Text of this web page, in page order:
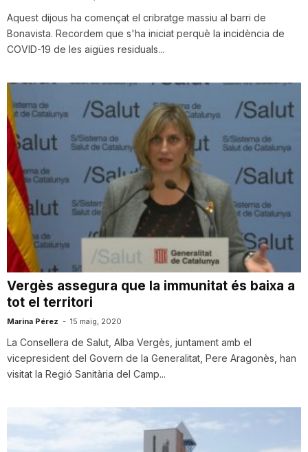
r
a
o
n
a
Aquest dijous ha començat el cribratge massiu al barri de
Bonavista. Recordem que s'ha iniciat perquè la incidència de
COVID-19 de les aigües residuals...
Vergès assegura que la immunitat és baixa a
tot el territori
Marina Pérez - 15 maig, 2020
La Consellera de Salut, Alba Vergès, juntament amb el
vicepresident del Govern de la Generalitat, Pere Aragonès, han
visitat la Regió Sanitària del Camp...